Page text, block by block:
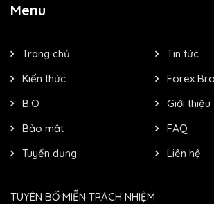
Menu
Trang chủ
Tin tức
Kiến thức
Forex
B.O
Giới thiệu
Bảo mật
FAQ
Tuyển dụng
Liên hệ
TUYÊN BỐ MIỄN TRÁCH NHIỆM